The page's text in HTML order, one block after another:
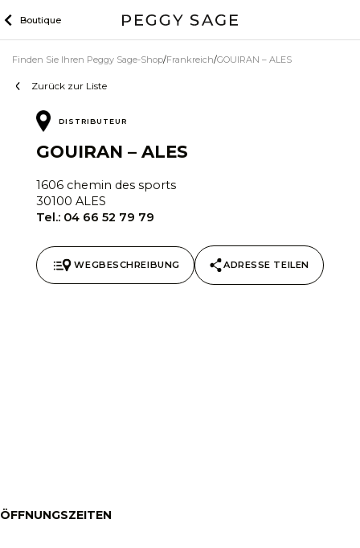
Inhalt
Boutique
Zurück zur Liste
Finden Sie Ihren Peggy Sage-Shop Frankreich GOUIRAN – ALES
DISTRIBUTEUR
GOUIRAN – ALES
1606 chemin des sports
30100 ALES
Tel.: 04 66 52 79 79
WEGBESCHREIBUNG ADRESSE TEILEN
ÖFFNUNGSZEITEN